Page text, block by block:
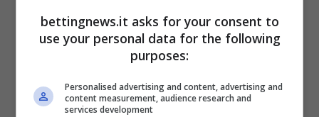
tutte le quote
Ultima chiamata per l’Atletico Madrid
campionato che ormai sembra aver
bettingnews.it asks for your consent to
use your personal data for the following
purposes:
Personalised advertising and content, advertising and
content measurement, audience research and
services development